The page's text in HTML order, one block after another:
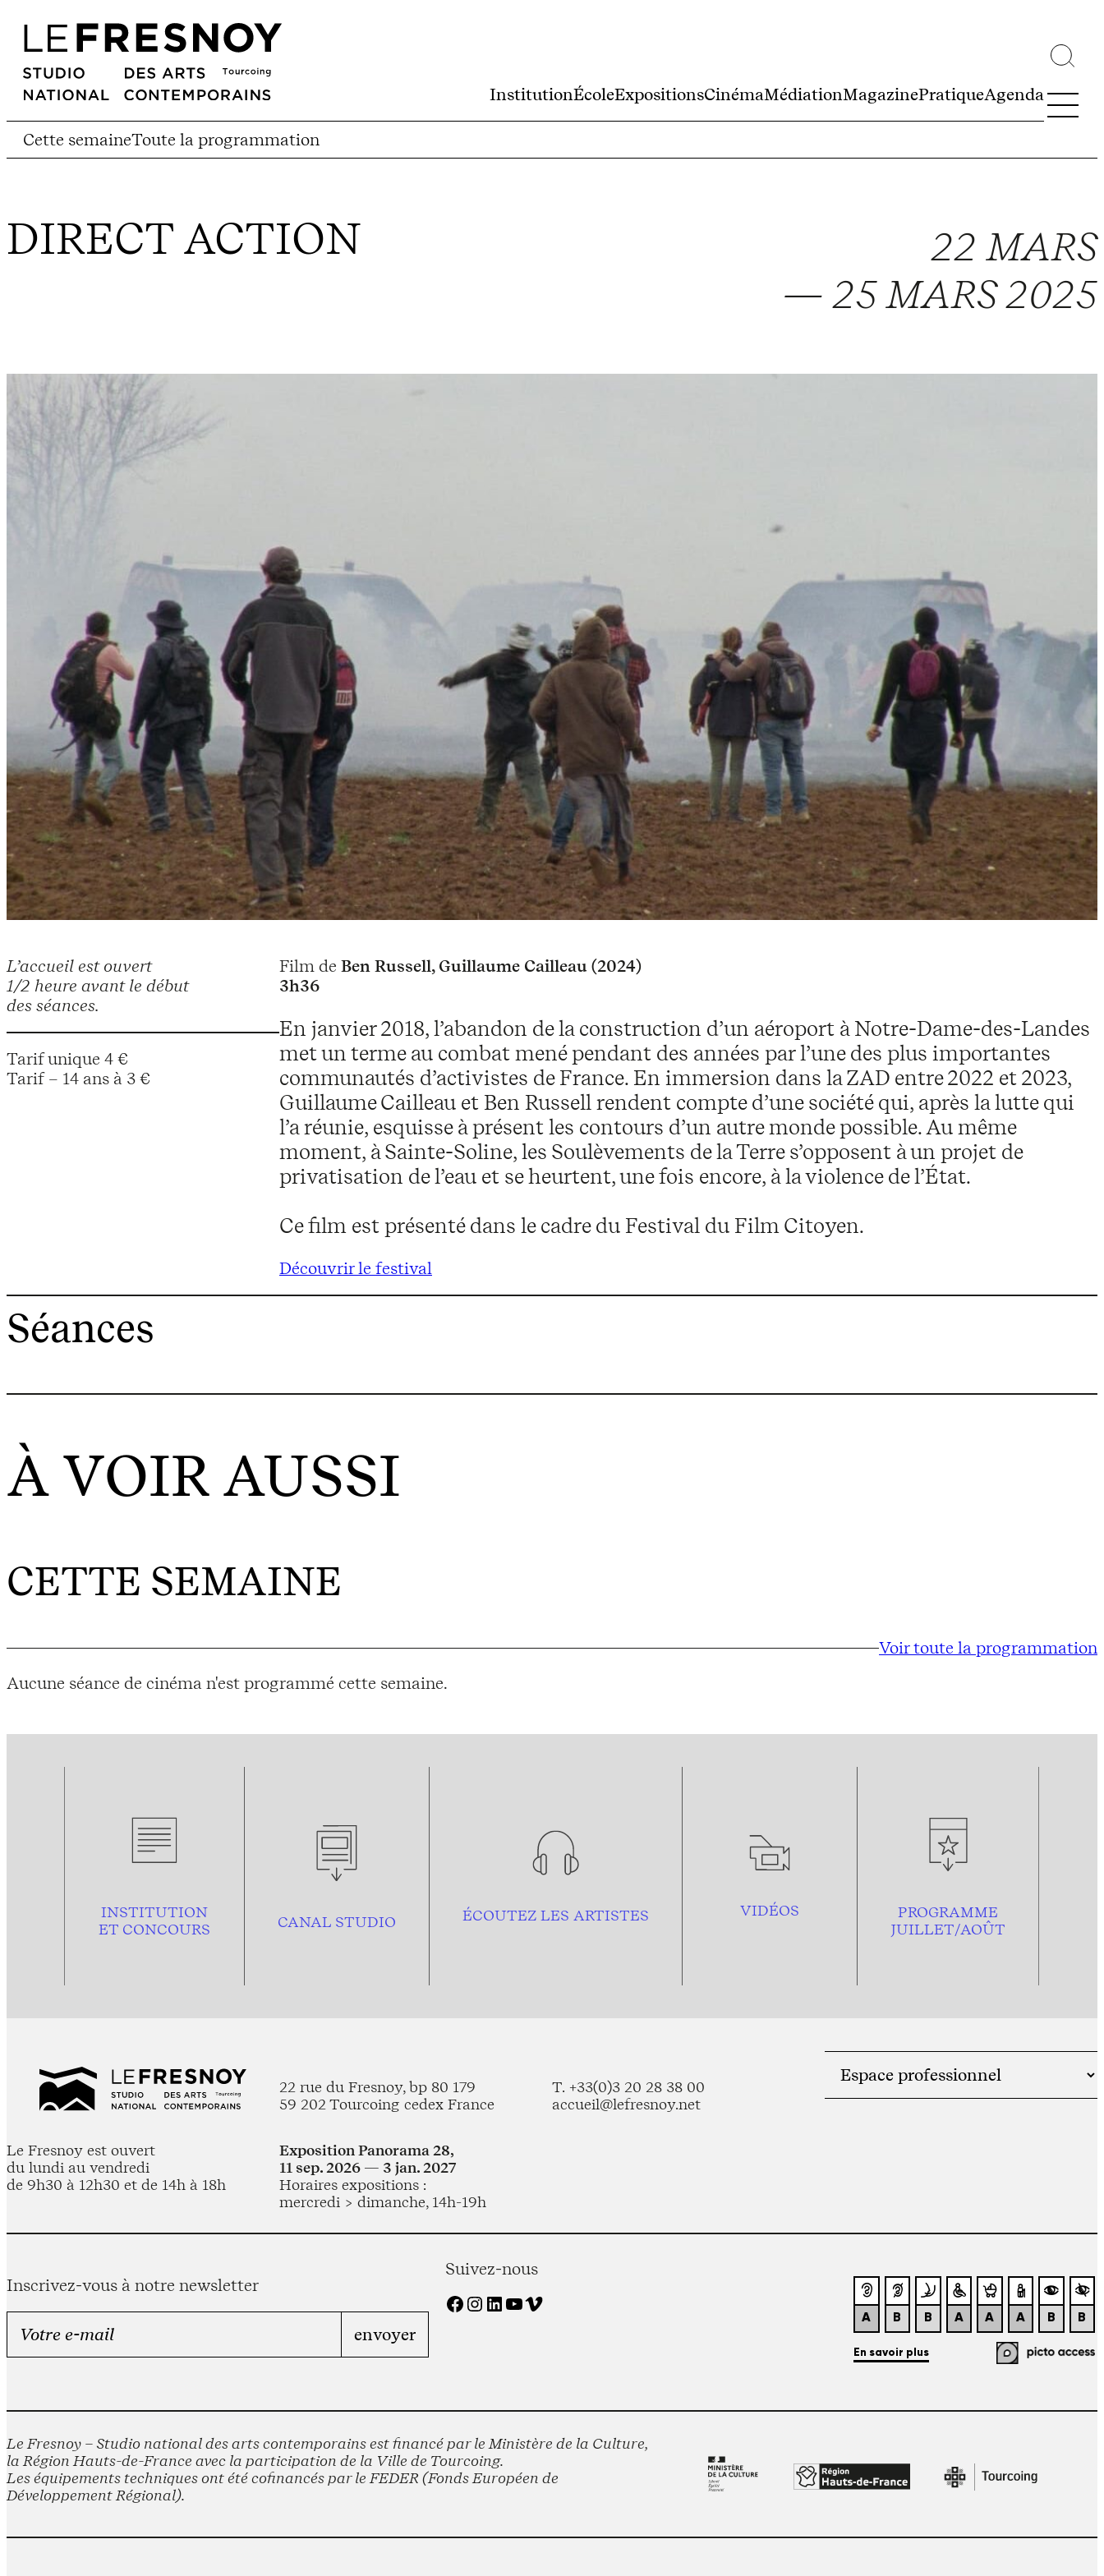
InstitutionÉcoleExpositionsCinémaMédiationMagazinePratiqueAgenda
Cette semaineToute la programmation
DIRECT ACTION
22 MARS
— 25 MARS 2025
L’accueil est ouvert
1/2 heure avant le début
des séances.
Tarif unique 4 €
Tarif – 14 ans à 3 €
Film de Ben Russell, Guillaume Cailleau (2024)
3h36
En janvier 2018, l’abandon de la construction d’un aéroport à Notre-Dame-des-Landes
met un terme au combat mené pendant des années par l’une des plus importantes
communautés d’activistes de France. En immersion dans la ZAD entre 2022 et 2023,
Guillaume Cailleau et Ben Russell rendent compte d’une société qui, après la lutte qui
l’a réunie, esquisse à présent les contours d’un autre monde possible. Au même
moment, à Sainte-Soline, les Soulèvements de la Terre s’opposent à un projet de
privatisation de l’eau et se heurtent, une fois encore, à la violence de l’État.
Ce film est présenté dans le cadre du Festival du Film Citoyen.
Découvrir le festival
Séances
À VOIR AUSSI
CETTE SEMAINE
Voir toute la programmation
Aucune séance de cinéma n'est programmé cette semaine.
INSTITUTION
ET CONCOURS
CANAL STUDIO ÉCOUTEZ LES ARTISTES VIDÉOS
PROGRAMME
JUILLET/AOÛT
22 rue du Fresnoy, bp 80 179
59 202 Tourcoing cedex France
T. +33(0)3 20 28 38 00
accueil@lefresnoy.net
Le Fresnoy est ouvert
du lundi au vendredi
de 9h30 à 12h30 et de 14h à 18h
Exposition Panorama 28,
11 sep. 2026 — 3 jan. 2027
Horaires expositions :
mercredi > dimanche, 14h-19h
Inscrivez-vous à notre newsletter
Suivez-nous
Facebook Instagram LinkedIn YouTube Vimeo
Le Fresnoy – Studio national des arts contemporains est financé par le Ministère de la Culture,
la Région Hauts-de-France avec la participation de la Ville de Tourcoing.
Les équipements techniques ont été cofinancés par le FEDER (Fonds Européen de
Développement Régional).